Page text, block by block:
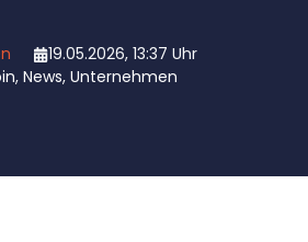
19.05.2026, 13:37 Uhr
, News, Unternehmen